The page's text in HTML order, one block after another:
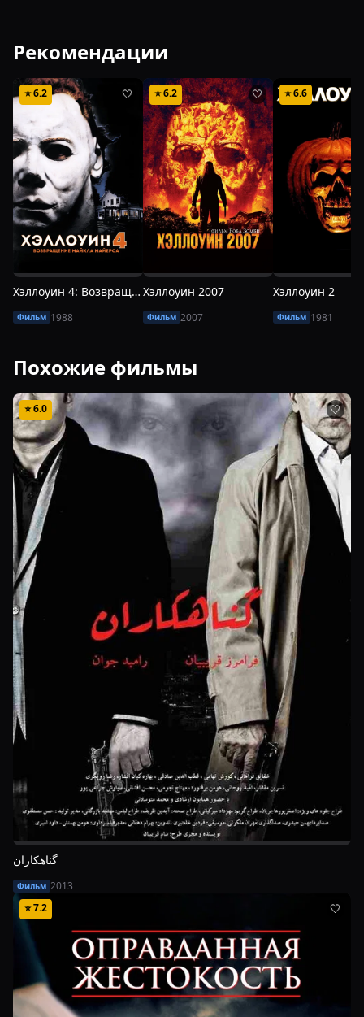
Рекомендации
⭐6.2 🤍
Хэллоуин 4: Возвращение Майкла Майерса
Фильм 1988
⭐6.2 🤍
Хэллоуин 2007
Фильм 2007
⭐6.6
Хэллоуин 2
Фильм 1981
Похожие фильмы
⭐6.0 🤍
گناهکاران
Фильм 2013
⭐7.2 🤍